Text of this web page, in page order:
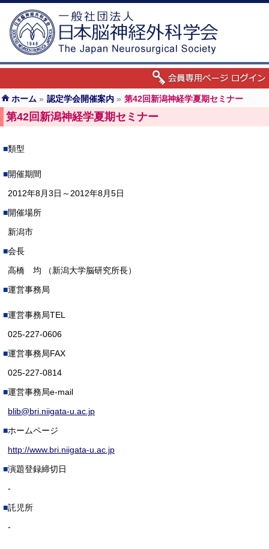
ホーム » 認定学会開催案内 » 第42回新潟神経学夏期セミナー
第42回新潟神経学夏期セミナー
類型
開催期間
2012年8月3日～2012年8月5日
開催場所
新潟市
会長
高橋 均 （新潟大学脳研究所長）
運営事務局
運営事務局TEL
025-227-0606
運営事務局FAX
025-227-0814
運営事務局e-mail
blib@bri.niigata-u.ac.jp
ホームページ
http://www.bri.niigata-u.ac.jp
演題登録締切日
-
託児所
-